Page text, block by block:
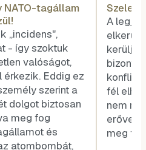
NATO-tagállam
„incidens",
- így szoktuk
valóságot,
Eddig ez
szerint a
dolgot biztosan
meg fog
és
atombombát,
Szele
A
fél
nem
erővel,
meg